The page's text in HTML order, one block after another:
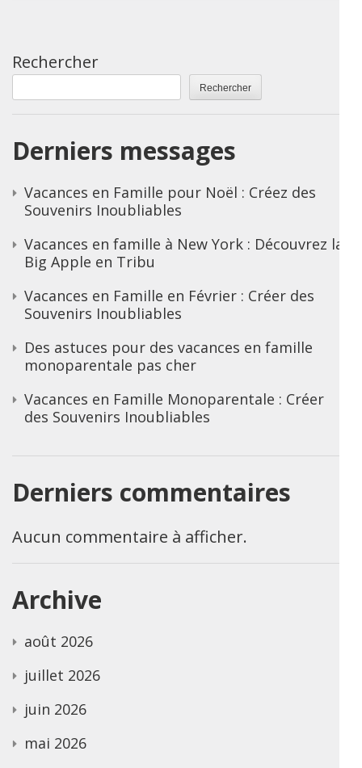
Rechercher
Rechercher
Derniers messages
Vacances en Famille pour Noël : Créez des
Souvenirs Inoubliables
Vacances en famille à New York : Découvrez la
Big Apple en Tribu
Vacances en Famille en Février : Créer des
Souvenirs Inoubliables
Des astuces pour des vacances en famille
monoparentale pas cher
Vacances en Famille Monoparentale : Créer
des Souvenirs Inoubliables
Derniers commentaires
Aucun commentaire à afficher.
Archive
août 2026
juillet 2026
juin 2026
mai 2026